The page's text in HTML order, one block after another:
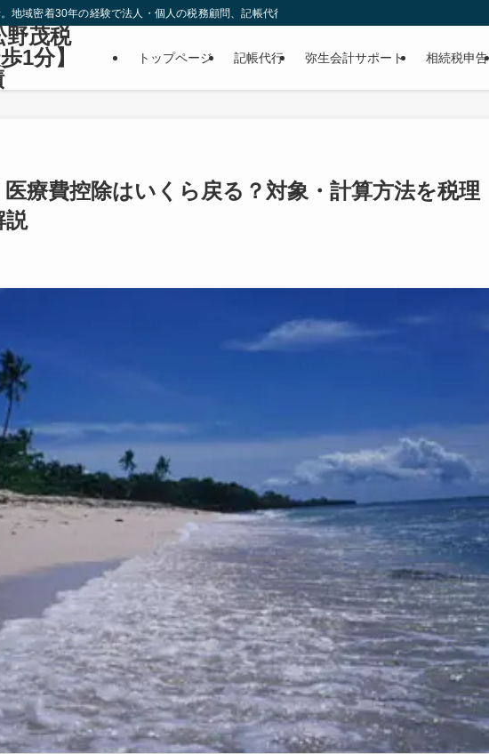
地域密着30年の経験で法人・個人の税務顧問、記帳代行、相続税まで安心サポート。
野茂税
1分】
トップページ 記帳代行 弥生会計サポート 相続税申告
療費控除はいくら戻る？対象・計算方法を税理
説